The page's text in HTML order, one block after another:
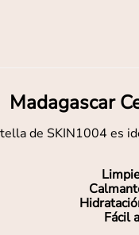
Madagascar
de SKIN1004 es
Fácil